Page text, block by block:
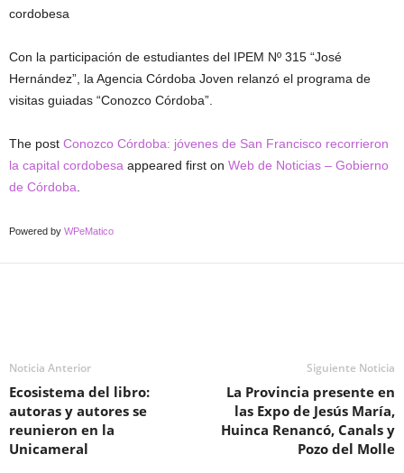
cordobesa
Con la participación de estudiantes del IPEM Nº 315 “José
Hernández”, la Agencia Córdoba Joven relanzó el programa de
visitas guiadas “Conozco Córdoba”.
The post Conozco Córdoba: jóvenes de San Francisco recorrieron
la capital cordobesa appeared first on Web de Noticias – Gobierno
de Córdoba
Powered by WPeMatico
Noticia Anterior
Ecosistema del libro:
autoras y autores se
reunieron en la
Unicameral
Siguiente Noticia
La Provincia presente en
las Expo de Jesús María,
Huinca Renancó, Canals y
Pozo del Molle